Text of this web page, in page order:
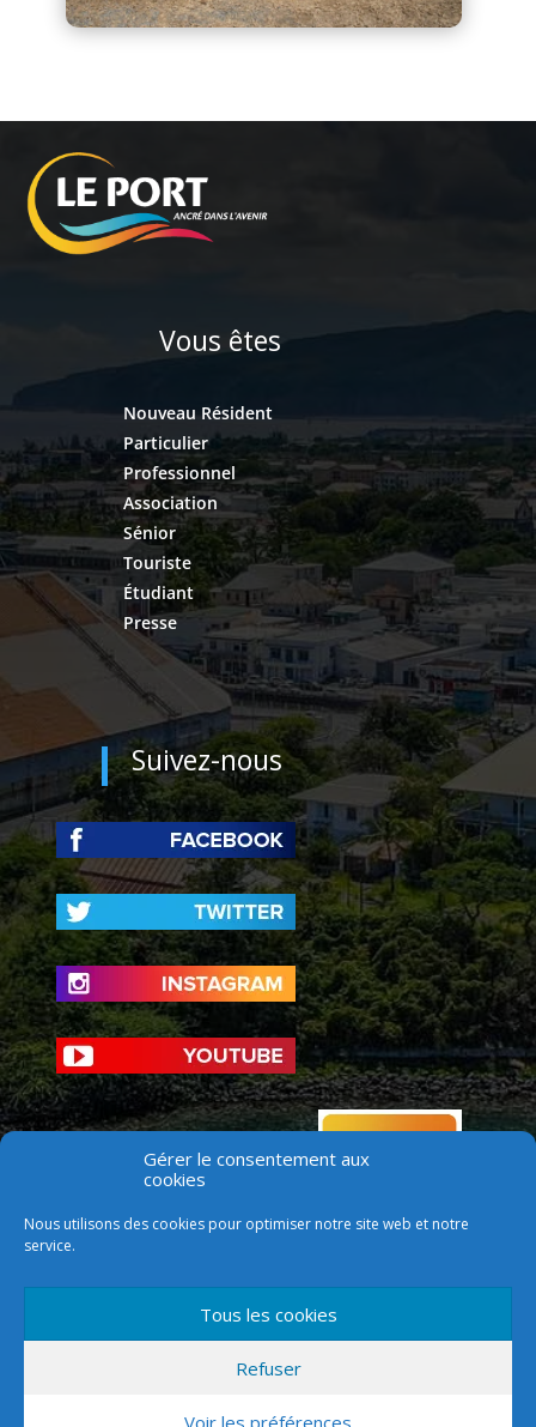
Gérer le consentement aux
cookies
Nous utilisons des cookies pour optimiser notre site web et notre
service.
Tous les cookies
Refuser
Voir les préférences
Vous êtes
Nouveau Résident
Particulier
Professionnel
Association
Sénior
Touriste
Étudiant
Presse
Suivez-nous